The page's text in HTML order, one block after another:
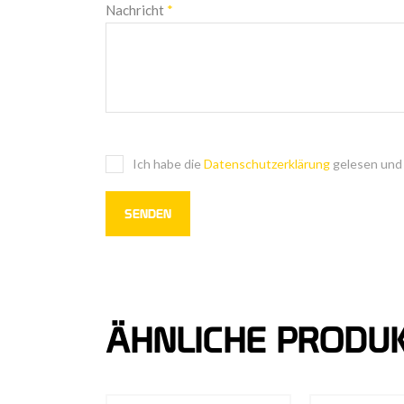
Nachricht *
Ich habe die Datenschutzerklärung gelesen
ÄHNLICHE